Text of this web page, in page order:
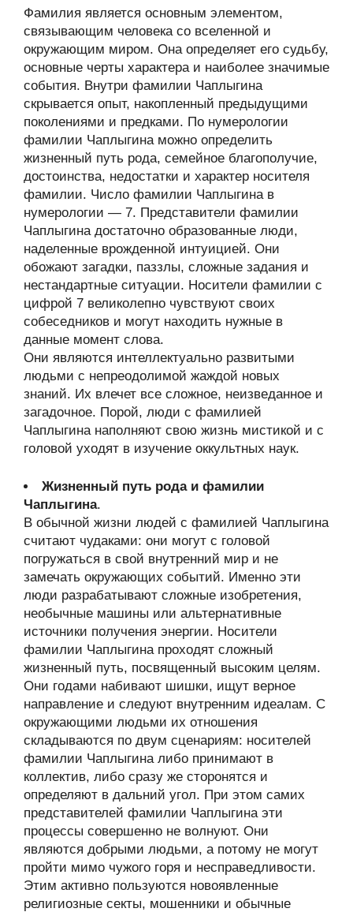
Фамилия является основным элементом,
связывающим человека со вселенной и
окружающим миром. Она определяет его судьбу,
основные черты характера и наиболее значимые
события. Внутри фамилии Чаплыгина
скрывается опыт, накопленный предыдущими
поколениями и предками. По нумерологии
фамилии Чаплыгина можно определить
жизненный путь рода, семейное благополучие,
достоинства, недостатки и характер носителя
фамилии. Число фамилии Чаплыгина в
нумерологии — 7. Представители фамилии
Чаплыгина достаточно образованные люди,
наделенные врожденной интуицией. Они
обожают загадки, паззлы, сложные задания и
нестандартные ситуации. Носители фамилии с
цифрой 7 великолепно чувствуют своих
собеседников и могут находить нужные в
данные момент слова.
Они являются интеллектуально развитыми
людьми с непреодолимой жаждой новых
знаний. Их влечет все сложное, неизведанное и
загадочное. Порой, люди с фамилией
Чаплыгина наполняют свою жизнь мистикой и с
головой уходят в изучение оккультных наук.
Жизненный путь рода и фамилии
Чаплыгина.
В обычной жизни людей с фамилией Чаплыгина
считают чудаками: они могут с головой
погружаться в свой внутренний мир и не
замечать окружающих событий. Именно эти
люди разрабатывают сложные изобретения,
необычные машины или альтернативные
источники получения энергии. Носители
фамилии Чаплыгина проходят сложный
жизненный путь, посвященный высоким целям.
Они годами набивают шишки, ищут верное
направление и следуют внутренним идеалам. С
окружающими людьми их отношения
складываются по двум сценариям: носителей
фамилии Чаплыгина либо принимают в
коллектив, либо сразу же сторонятся и
определяют в дальний угол. При этом самих
представителей фамилии Чаплыгина эти
процессы совершенно не волнуют. Они
являются добрыми людьми, а потому не могут
пройти мимо чужого горя и несправедливости.
Этим активно пользуются новоявленные
религиозные секты, мошенники и обычные